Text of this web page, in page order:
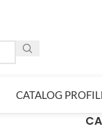
CATALOG